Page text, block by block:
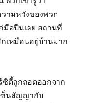
ามหวังของพวก
มือปืนเลย สถานที่
เหมือนอยู่บ้านมาก
ซิตี้ถูกถอดออกจาก
ซ็นสัญญากับ